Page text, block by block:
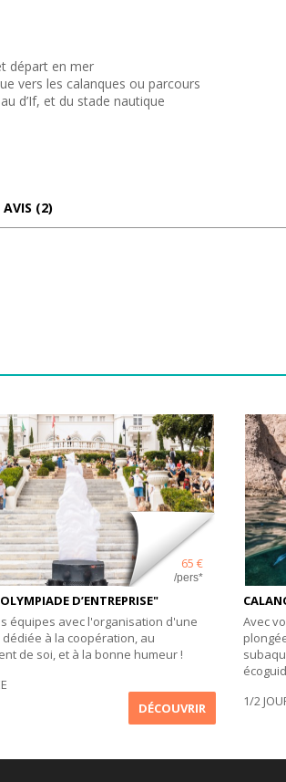
départ en mer
vers les calanques ou parcours
d’If, et du stade nautique
AVIS (2)
65 €
/pers*
D’ENTREPRISE"
équipes avec l'organisation d'une
à la coopération, au
de soi, et à la bonne humeur !
DÉCOUVRIR
Avec
1/2